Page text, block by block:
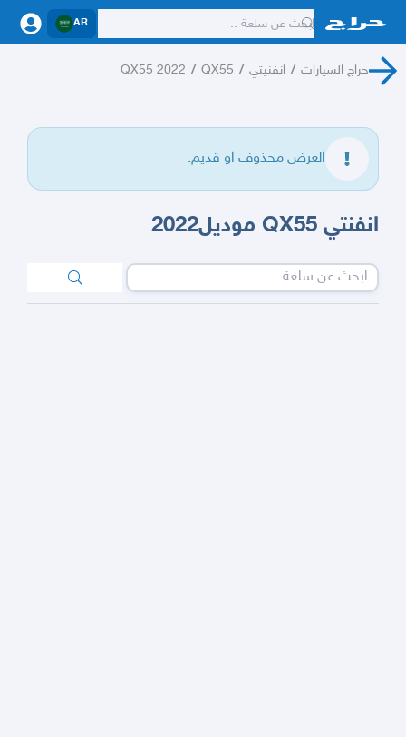
AR
حراج السيارات / انفنيتي /
QX55
/
QX55 2022
العرض محذوف او قديم.
انفنتي QX55 موديل2022